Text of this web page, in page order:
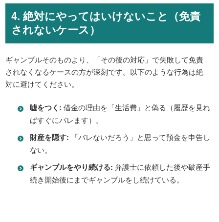
4. 絶対にやってはいけないこと（免責
されないケース）
ギャンブルそのものより、「その後の対応」で失敗して免責
されなくなるケースの方が深刻です。以下のような行為は絶
対に避けてください。
嘘をつく: 借金の理由を「生活費」と偽る（履歴を見れ
ばすぐにバレます）。
財産を隠す: 「バレないだろう」と思って預金を申告し
ない。
ギャンブルをやり続ける: 弁護士に依頼した後や破産手
続き開始後にまでギャンブルをし続けている。